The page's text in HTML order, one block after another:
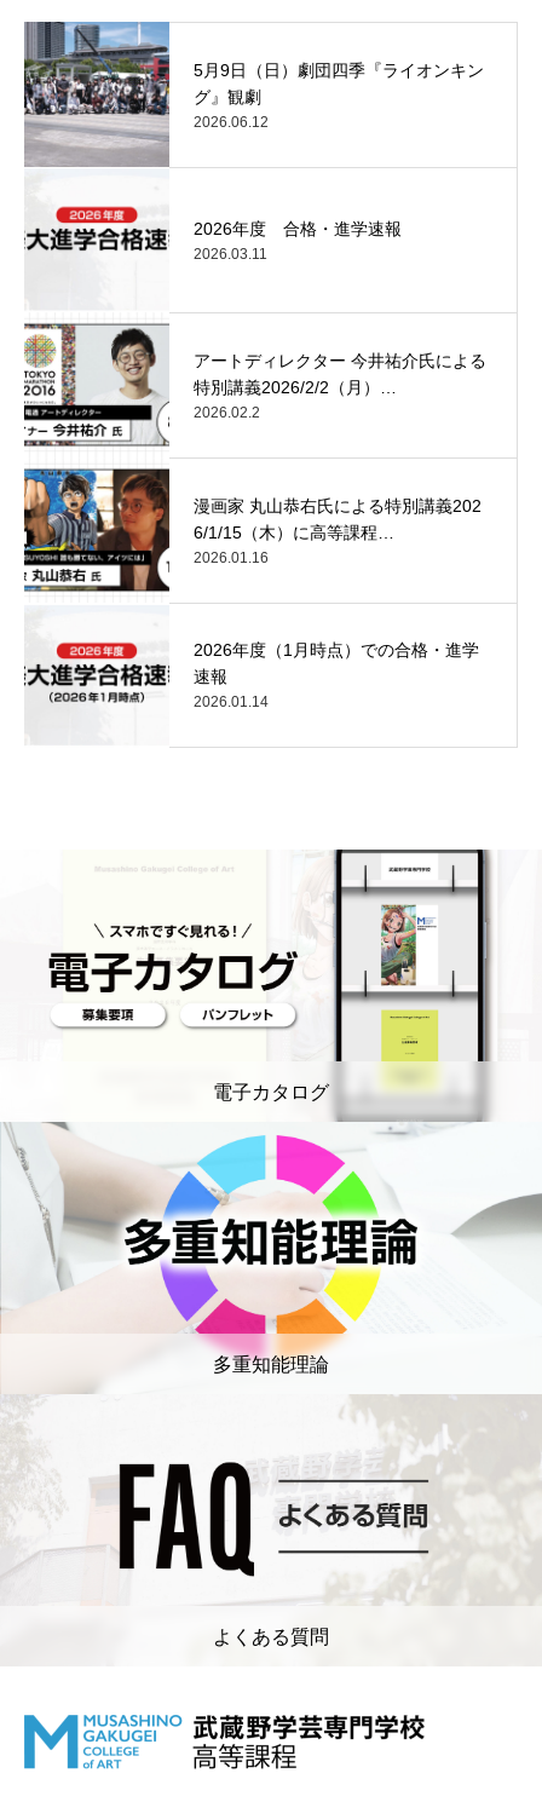
5月9日（日）劇団四季『ライオンキン
グ』観劇
2026.06.12
2026年度 合格・進学速報
2026.03.11
アートディレクター 今井祐介氏による
特別講義2026/2/2（月）…
2026.02.2
漫画家 丸山恭右氏による特別講義202
6/1/15（木）に高等課程…
2026.01.16
2026年度（1月時点）での合格・進学
速報
2026.01.14
電子カタログ
多重知能理論
よくある質問